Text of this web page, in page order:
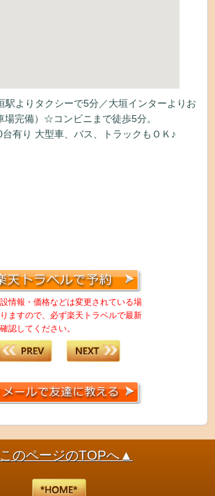
駅よりタクシーで5分／大垣インターよりお
場完備）☆コンビニまで徒歩5分。
有り 大型車、バス、トラックもＯＫ♪
情報・価格などは変更されている場
ますので、必ず楽天トラベルで最新
認してください。
のページのTOPへ▲